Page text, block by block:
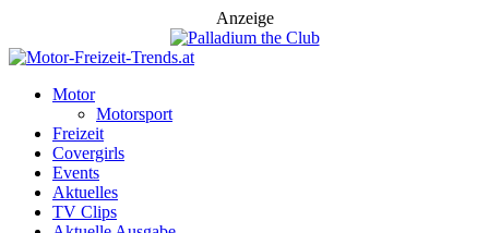
Anzeige
Motor
Motorsport
Freizeit
Covergirls
Events
Aktuelles
TV Clips